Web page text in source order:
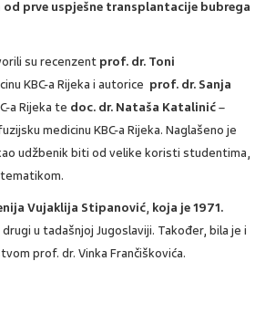
prve uspješne transplantacije bubrega
su recenzent prof. dr. Toni
KBC-a Rijeka i autorice prof. dr. Sanja
a Rijeka te doc. dr. Nataša Katalinić–
medicinu KBC-a Rijeka. Naglašeno je
udžbenik biti od velike koristi studentima,
Vujaklija Stipanović, koja je 1971.
drugi u tadašnjoj Jugoslaviji. Također, bila je i
prof. dr. Vinka Frančiškovića.